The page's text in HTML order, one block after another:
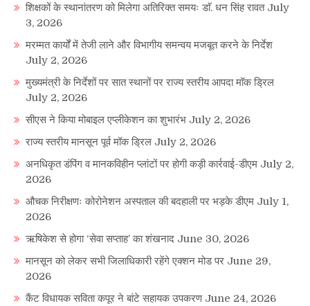
शिक्षकों के स्थानांतरण को मिलेगा अतिरिक्त समयः डाॅ. धन सिंह रावत July
3, 2026
मरम्मत कार्यों में तेजी लाने और विभागीय समन्वय मजबूत करने के निर्देश
July 2, 2026
मुख्यमंत्री के निर्देशों पर सात स्थानों पर राज्य स्तरीय आपदा मॉक ड्रिल
July 2, 2026
सीएस ने किया मोबाइल एप्लीकेशन का शुभारंभ July 2, 2026
राज्य स्तरीय मानसून पूर्व मॉक ड्रिल July 2, 2026
अनधिकृत डंपिंग व मानकविहीन प्लांटों पर होगी कड़ी कार्रवाई-डीएम July 2,
2026
औचक निरीक्षणः कोरोनेशन अस्पताल की बदहाली पर भड़के डीएम July 1,
2026
ऋषिकेश से होगा ‘सेवा सप्ताह’ का शंखनाद June 30, 2026
मानसून को लेकर सभी जिलाधिकारी रहेंगे एक्शन मोड पर June 29,
2026
कैंट विधायक सविता कपूर ने बांटे सहायक उपकरण June 24, 2026